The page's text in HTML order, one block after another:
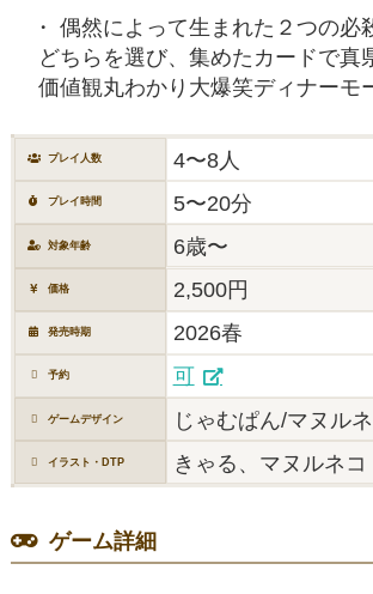
偶然によって生まれた２つの必
どちらを選び、集めたカードで真
価値観丸わかり大爆笑ディナーモ
プレイ人数 4〜8人
プレイ時間 5〜20分
対象年齢 6歳〜
価格 2,500円
発売時期 2026春
予約 可
ゲームデザイン じゃむぱん/マヌル
イラスト・DTP きゃる、マヌルネコ
ゲーム詳細